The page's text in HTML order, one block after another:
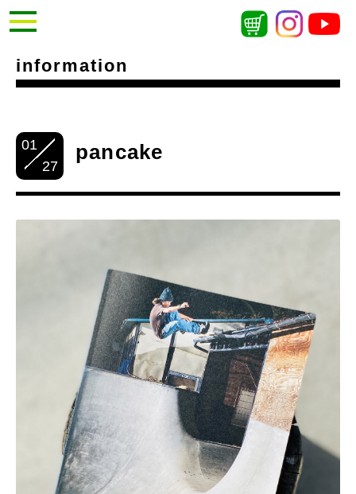
information
01
27
pancake